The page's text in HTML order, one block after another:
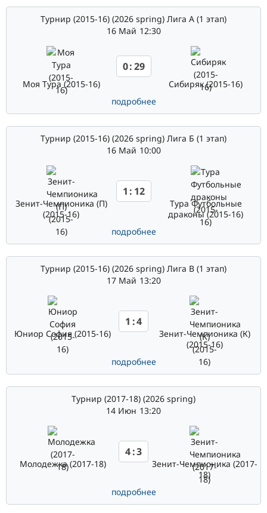
Турнир (2015-16) (2026 spring) Лига А (1 этап)
16 Май 12:30
Моя Тура (2015-16)
0:29
Сибиряк (2015-16)
подробнее
Турнир (2015-16) (2026 spring) Лига Б (1 этап)
16 Май 10:00
Зенит-Чемпионика (П)
(2015-16)
1 : 12
Тура Футбольные
драконы (2015-16)
подробнее
Турнир (2015-16) (2026 spring) Лига В (1 этап)
17 Май 13:20
Юниор София (2015-16)
1 :4
Зенит-Чемпионика (К)
(2015-16)
подробнее
Турнир (2017-18) (2026 spring)
14 Июн 13:20
Молодежка (2017-18)
4:3
Зенит-Чемпионика (2017-
18)
подробнее